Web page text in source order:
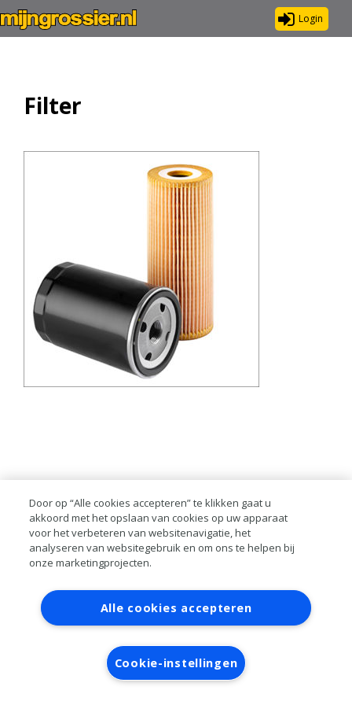
Login
Filter
Contact Account aanvragen
Inloggen
RAI bestanden
Privacy
Algemene
voorwaarden
Verwerkersovereenkomst
Door op “Alle cookies accepteren” te klikken gaat u
akkoord met het opslaan van cookies op uw apparaat
voor het verbeteren van websitenavigatie, het
analyseren van websitegebruik en om ons te helpen bij
onze marketingprojecten.
Alle cookies accepteren
Cookie-instellingen